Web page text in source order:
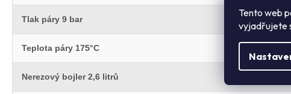
Tento web
vyjadřujete
Tlak páry 9 bar
Teplota páry 175°C
Nerezový bojler 2,6 litrů